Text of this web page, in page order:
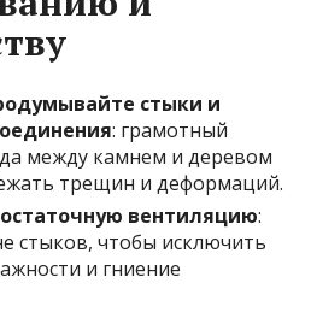
стыки и
: грамотный
между камнем и деревом
трещин и деформаций.
вентиляцию:
стыков, чтобы исключить
и гниение